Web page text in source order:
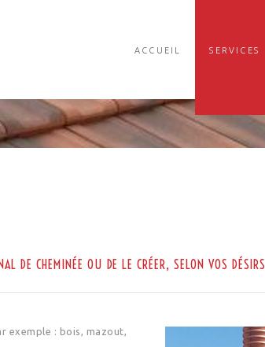
ACCUEIL SERVICES
DE CHEMINÉE OU DE LE CRÉER, SELON VOS DÉSIRS
exemple : bois, mazout,